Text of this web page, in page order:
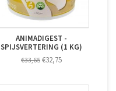
ANIMADIGEST -
SPIJSVERTERING (1 KG)
€33,65 €32,75